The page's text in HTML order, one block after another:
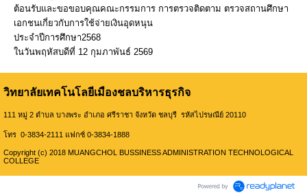
ต้อนรับและขอขอบคุณคณะกรรมการ การตรวจติดตาม ตรวจสถานศึกษา
เอกชนเกี่ยวกับการใช้จ่ายเงินอุดหนุน
ประจำปีการศึกษา2568
ในวันพฤหัสบดีที่ 12 กุมภาพันธ์ 2569
วิทยาลัยเทคโนโลยีเมืองชลบริหารธุรกิจ
111 หมู่ 2 ตำบล บางพระ อำเภอ ศรีราชา จังหวัด ชลบุรี รหัสไปรษณีย์ 20110
โทร 0-3834-2111 แฟกซ์ 0-3834-1888
Copyright (c) 2018 MUANGCHOL BUSSINESS ADMINISTRATION TECHNOLOGICAL
COLLEGE